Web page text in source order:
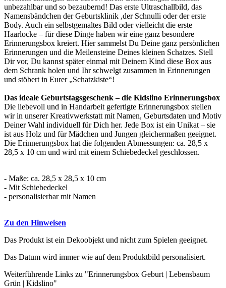
unbezahlbar und so bezaubernd! Das erste Ultraschallbild, das
Namensbändchen der Geburtsklinik ,der Schnulli oder der erste
Body. Auch ein selbstgemaltes Bild oder vielleicht die erste
Haarlocke – für diese Dinge haben wir eine ganz besondere
Erinnerungsbox kreiert. Hier sammelst Du Deine ganz persönlichen
Erinnerungen und die Meilensteine Deines kleinen Schatzes. Stell
Dir vor, Du kannst später einmal mit Deinem Kind diese Box aus
dem Schrank holen und Ihr schwelgt zusammen in Erinnerungen
und stöbert in Eurer „Schatzkiste“!
Das ideale Geburtstagsgeschenk – die Kidslino Erinnerungsbox
Die liebevoll und in Handarbeit gefertigte Erinnerungsbox stellen
wir in unserer Kreativwerkstatt mit Namen, Geburtsdaten und Motiv
Deiner Wahl individuell für Dich her. Jede Box ist ein Unikat – sie
ist aus Holz und für Mädchen und Jungen gleichermaßen geeignet.
Die Erinnerungsbox hat die folgenden Abmessungen: ca. 28,5 x
28,5 x 10 cm und wird mit einem Schiebedeckel geschlossen.
- Maße: ca. 28,5 x 28,5 x 10 cm
- Mit Schiebedeckel
- personalisierbar mit Namen
Zu den Hinweisen
Das Produkt ist ein Dekoobjekt und nicht zum Spielen geeignet.
Das Datum wird immer wie auf dem Produktbild personalisiert.
Weiterführende Links zu "Erinnerungsbox Geburt | Lebensbaum
Grün | Kidslino"